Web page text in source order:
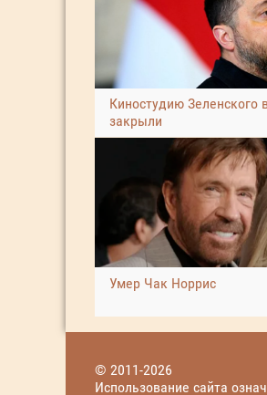
Киностудию Зеленского
закрыли
Умер Чак Норрис
© 2011-2026
Использование сайта